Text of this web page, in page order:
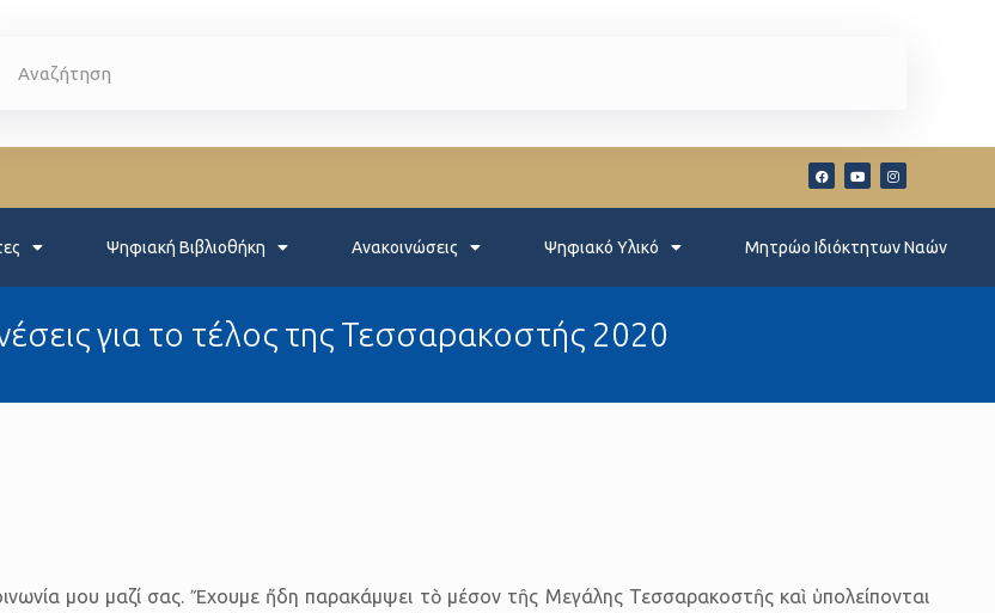
Ψηφιακή Βιβλιοθήκη Ανακοινώσεις Ψηφιακό Υλικό Μητρώο Ιδιόκτητων Ναών
για το τέλος της Τεσσαρακοστής 2020
μου μαζί σας. Ἔχουμε ἤδη παρακάμψει τὸ μέσον τῆς Μεγάλης Τεσσαρα­κοστῆς καὶ ὑπολείπονται